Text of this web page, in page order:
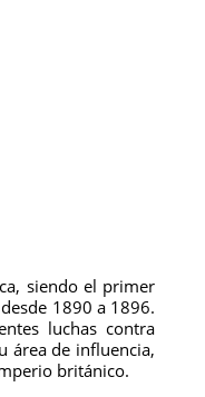
siendo el primer
1890 a 1896.
luchas contra
área de influencia,
británico.